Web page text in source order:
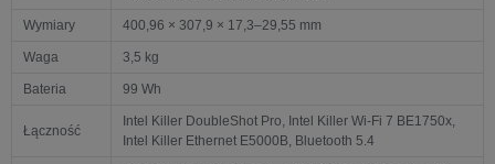
Wymiary 400,96 × 307,9 × 17,3–29,55 mm
Waga 3,5 kg
Bateria 99 Wh
Łączność
Intel Killer DoubleShot Pro, Intel Killer Wi-Fi 7 BE1750x,
Intel Killer Ethernet E5000B, Bluetooth 5.4